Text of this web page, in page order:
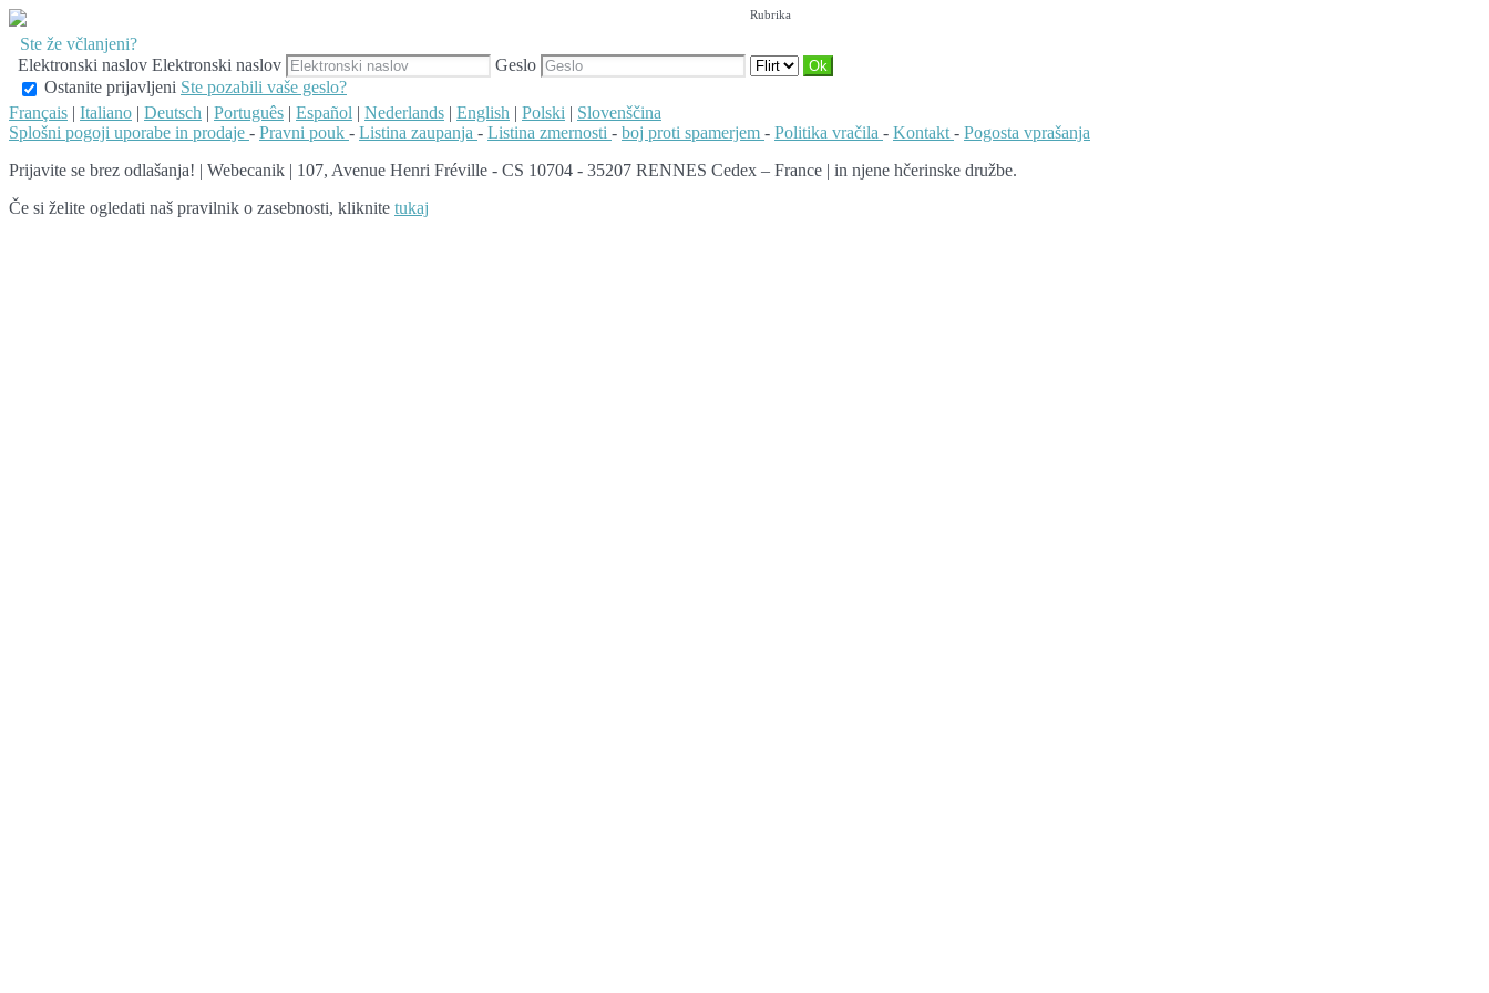
Ste že včlanjeni?
Elektronski naslov Elektronski naslov Geslo
Rubrika
Ostanite prijavljeni Ste pozabili vaše geslo?
Français | Italiano | Deutsch | Português | Español | Nederlands | English | Polski | Slovenščina
Splošni pogoji uporabe in prodaje - Pravni pouk - Listina zaupanja - Listina zmernosti - boj proti spamerjem - Politika vračila - Kontakt - Pogosta vprašanja
Prijavite se brez odlašanja! | Webecanik | 107, Avenue Henri Fréville - CS 10704 - 35207 RENNES Cedex – France | in njene hčerinske družbe.
Če si želite ogledati naš pravilnik o zasebnosti, kliknite tukaj